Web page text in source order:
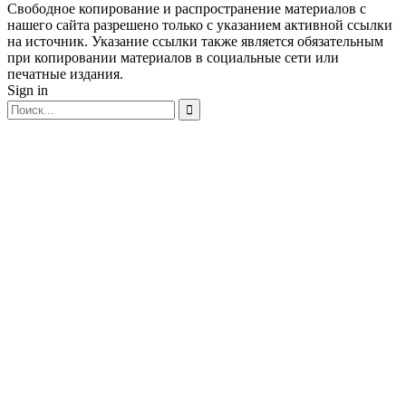
Свободное копирование и распространение материалов с
нашего сайта разрешено только с указанием активной ссылки
на источник. Указание ссылки также является обязательным
при копировании материалов в социальные сети или
печатные издания.
Sign in